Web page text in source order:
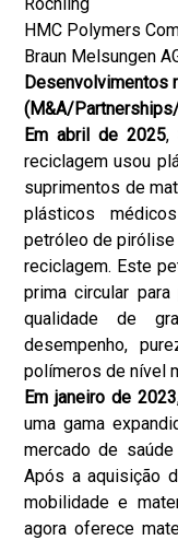
HMC Polymers
Braun Melsungen
Desenvolvimentos
(M&A/
Em abril de 2025,
reciclagem usou
suprimentos de
plásticos
petróleo de pirólise
reciclagem. Este
prima circular
qualidade de
desempenho,
polímeros de nível
Em janeiro de 2023
uma gama
mercado de
Após a aquisição
mobilidade e
agora oferece